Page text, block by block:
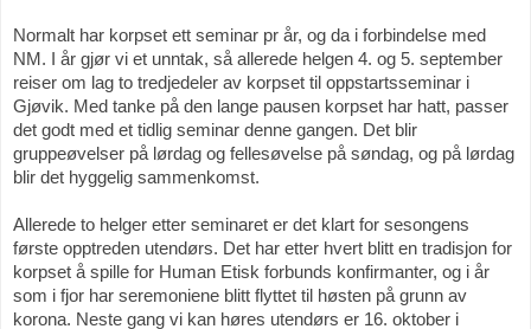
Normalt har korpset ett seminar pr år, og da i forbindelse med
NM. I år gjør vi et unntak, så allerede helgen 4. og 5. september
reiser om lag to tredjedeler av korpset til oppstartsseminar i
Gjøvik. Med tanke på den lange pausen korpset har hatt, passer
det godt med et tidlig seminar denne gangen. Det blir
gruppeøvelser på lørdag og fellesøvelse på søndag, og på lørdag
blir det hyggelig sammenkomst.
Allerede to helger etter seminaret er det klart for sesongens
første opptreden utendørs. Det har etter hvert blitt en tradisjon for
korpset å spille for Human Etisk forbunds konfirmanter, og i år
som i fjor har seremoniene blitt flyttet til høsten på grunn av
korona. Neste gang vi kan høres utendørs er 16. oktober i